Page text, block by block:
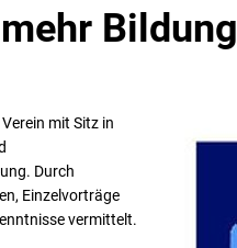
Bildung
mit Sitz in
Durch
Einzelvorträge
vermittelt.